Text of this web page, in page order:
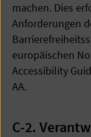
machen. Dies
Anforderungen
europäischen
Accessibility
AA.
C-2.